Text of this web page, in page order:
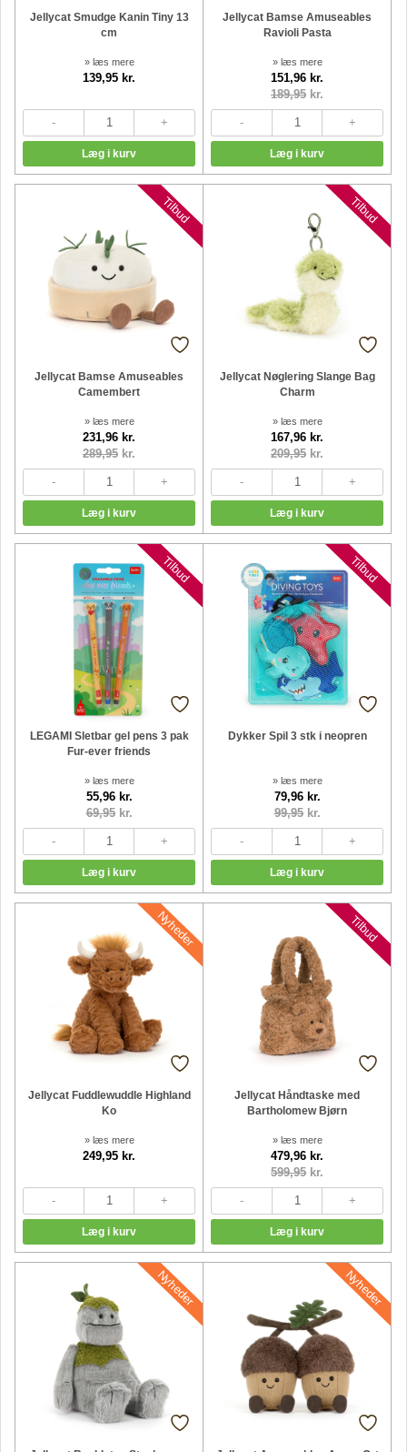
Jellycat Smudge Kanin Tiny 13
cm
» læs mere
139,95 kr.
Jellycat Bamse Amuseables
Ravioli Pasta
» læs mere
151,96 kr.
189,95 kr.
Jellycat Bamse Amuseables
Camembert
» læs mere
231,96 kr.
289,95 kr.
Nyheder
Tilbud
Jellycat Nøglering Slange Bag
Charm
» læs mere
167,96 kr.
209,95 kr.
Nyheder
Tilbud
LEGAMI Sletbar gel pens 3 pak
Fur-ever friends
» læs mere
55,96 kr.
69,95kr.
Nyheder
Tilbud
Dykker Spil 3 stk i neopren
» læs mere
79,96 kr.
99,95kr.
Nyheder
Tilbud
Jellycat Fuddlewuddle Highland
Ko
» læs mere
249,95 kr.
Nyheder
Jellycat Håndtaske med
Bartholomew Bjørn
» læs mere
479,96 kr.
599,95 kr.
Nyheder
Tilbud
Nyheder Nyheder